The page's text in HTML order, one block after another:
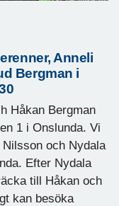
Anneli
Bergman i
Håkan Bergman
1 i Onslunda. Vi
och Nydala
Efter Nydala
till Håkan och
kan besöka